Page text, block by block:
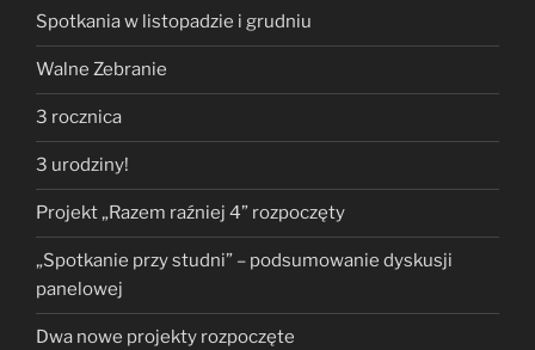
Spotkania w listopadzie i grudniu
Walne Zebranie
3 rocznica
3 urodziny!
Projekt „Razem raźniej 4” rozpoczęty
„Spotkanie przy studni” – podsumowanie dyskusji
panelowej
Dwa nowe projekty rozpoczęte